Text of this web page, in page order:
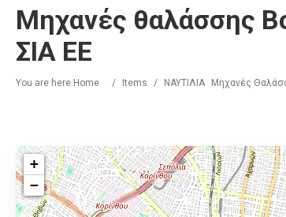
Μηχανές θαλάσσης
ΣΙΑ ΕΕ
You are here: Home / Items / ΝΑΥΤΙΛΙΑ Μηχανές
+
−